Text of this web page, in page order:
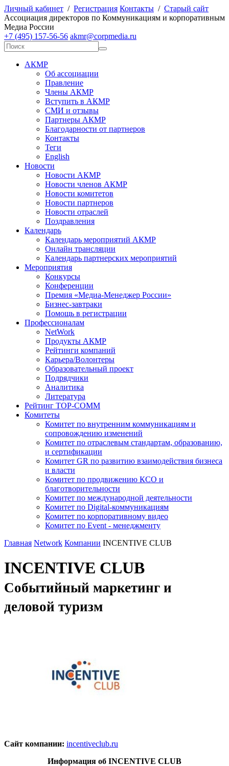
Личный кабинет / Регистрация Контакты / Старый сайт
Ассоциация директоров по Коммуникациям и корпоративным
Медиа России
+7 (495) 157-56-56 akmr@corpmedia.ru
АКМР
Об ассоциации
Правление
Члены АКМР
Вступить в АКМР
СМИ и отзывы
Партнеры АКМР
Благодарности от партнеров
Контакты
Теги
English
Новости
Новости АКМР
Новости членов АКМР
Новости комитетов
Новости партнеров
Новости отраслей
Поздравления
Календарь
Календарь мероприятий АКМР
Онлайн трансляции
Календарь партнерских мероприятий
Мероприятия
Конкурсы
Конференции
Премия «Медиа-Менеджер России»
Бизнес-завтраки
Помощь в регистрации
Профессионалам
NetWork
Продукты АКМР
Рейтинги компаний
Карьера/Волонтеры
Образовательный проект
Подрядчики
Аналитика
Литература
Рейтинг TOP-COMM
Комитеты
Комитет по внутренним коммуникациям и
сопровождению изменений
Комитет по отраслевым стандартам, образованию,
и сертификации
Комитет GR по развитию взаимодействия бизнеса
и власти
Комитет по продвижению КСО и
благотворительности
Комитет по международной деятельности
Комитет по Digital-коммуникациям
Комитет по корпоративному видео
Комитет по Event - менеджменту
Главная Network Компании INCENTIVE CLUB
INCENTIVE CLUB
Событийный маркетинг и
деловой туризм
Сайт компании: incentiveclub.ru
Информация об INCENTIVE CLUB